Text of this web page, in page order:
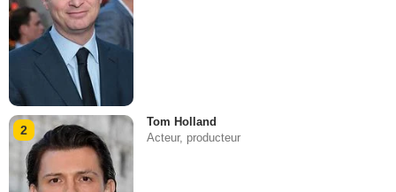
2
Tom Holland
Acteur, producteur